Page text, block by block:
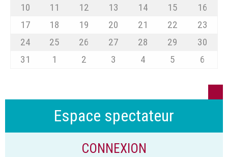
10
11 12 13 14 15
16
17
18 19 20 21 22
23
24
25 26 27 28 29
30
31
1 2 3 4 5 6
Espace spectateur
CONNEXION